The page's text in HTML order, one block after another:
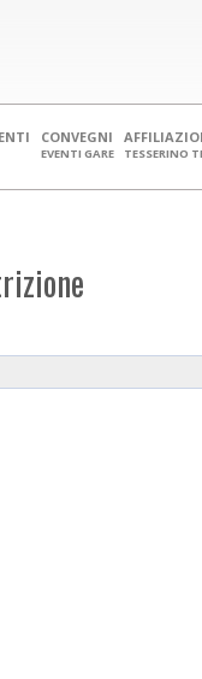
CONVEGNI
EVENTI GARE TESSERINO